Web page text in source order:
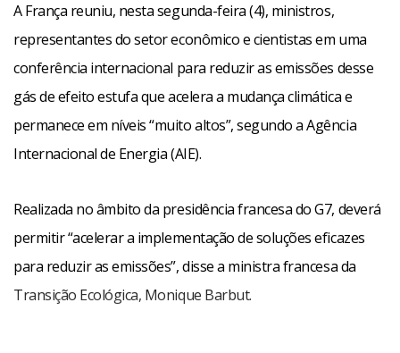
A França reuniu, nesta segunda-feira (4), ministros,
representantes do setor econômico e cientistas em uma
conferência internacional para reduzir as emissões desse
gás de efeito estufa que acelera a mudança climática e
permanece em níveis “muito altos”, segundo a Agência
Internacional de Energia (AIE).
Realizada no âmbito da presidência francesa do G7, deverá
permitir “acelerar a implementação de soluções eficazes
para reduzir as emissões”, disse a ministra francesa da
Transição Ecológica, Monique Barbut.